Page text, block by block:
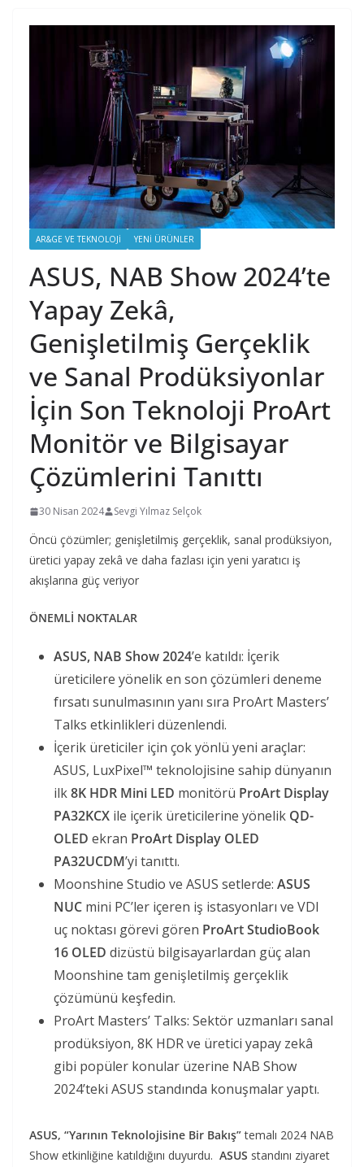
AR&GE VE TEKNOLOJI YENI ÜRÜNLER
ASUS, NAB Show 2024’te
Yapay Zekâ,
Genişletilmiş Gerçeklik
ve Sanal Prodüksiyonlar
İçin Son Teknoloji ProArt
Monitör ve Bilgisayar
Çözümlerini Tanıttı
30 Nisan 2024 Sevgi Yılmaz Selçok
Öncü çözümler; genişletilmiş gerçeklik, sanal prodüksiyon,
üretici yapay zekâ ve daha fazlası için yeni yaratıcı iş
akışlarına güç veriyor
ÖNEMLİ NOKTALAR
ASUS, NAB Show 2024’e katıldı: İçerik
üreticilere yönelik en son çözümleri deneme
fırsatı sunulmasının yanı sıra ProArt Masters’
Talks etkinlikleri düzenlendi.
İçerik üreticiler için çok yönlü yeni araçlar:
ASUS, LuxPixel™ teknolojisine sahip dünyanın
ilk8K HDR Mini LED monitörü ProArt Display
PA32KCX ile içerik üreticilerine yönelik QD-
OLED ekran ProArt Display OLED
PA32UCDM’yi tanıttı.
Moonshine Studio ve ASUS setlerde: ASUS
NUC mini PC’ler içeren iş istasyonları ve VDI
uç noktası görevi gören ProArt StudioBook
16 OLED dizüstü bilgisayarlardan güç alan
Moonshine tam genişletilmiş gerçeklik
çözümünü keşfedin.
ProArt Masters’ Talks: Sektör uzmanları sanal
prodüksiyon, 8K HDR ve üretici yapay zekâ
gibi popüler konular üzerine NAB Show
2024’teki ASUS standında konuşmalar yaptı.
ASUS, “Yarının Teknolojisine Bir Bakış”temalı 2024 NAB
Show etkinliğine katıldığını duyurdu. ASUS standını ziyaret